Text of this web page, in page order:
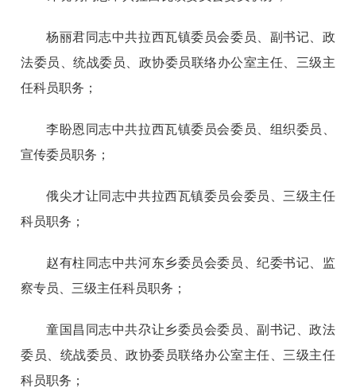
杨丽君同志中共拉西瓦镇委员会委员、副书记、政
法委员、统战委员、政协委员联络办公室主任、三级主
任科员职务；
李盼恩同志中共拉西瓦镇委员会委员、组织委员、
宣传委员职务；
俄尖才让同志中共拉西瓦镇委员会委员、三级主任
科员职务；
赵有柱同志中共河东乡委员会委员、纪委书记、监
察专员、三级主任科员职务；
童国昌同志中共尕让乡委员会委员、副书记、政法
委员、统战委员、政协委员联络办公室主任、三级主任
科员职务；